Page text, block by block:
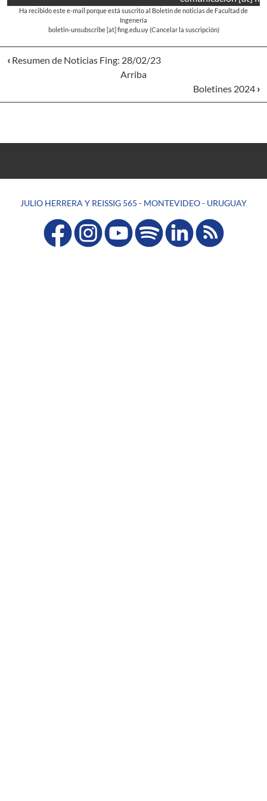
Ha recibido este e-mail porque está suscrito al Boletín de noticias de Facultad de
Ingenería
boletin-unsubscribe[at]fing.edu.uy(Cancelar la suscripción)
‹ Resumen de Noticias Fing: 28/02/23
Arriba
Boletines 2024 ›
JULIO HERRERA Y REISSIG 565 - MONTEVIDEO - URUGUAY